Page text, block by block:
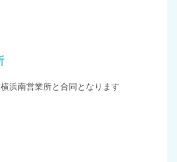
浜南営業所と合同となります